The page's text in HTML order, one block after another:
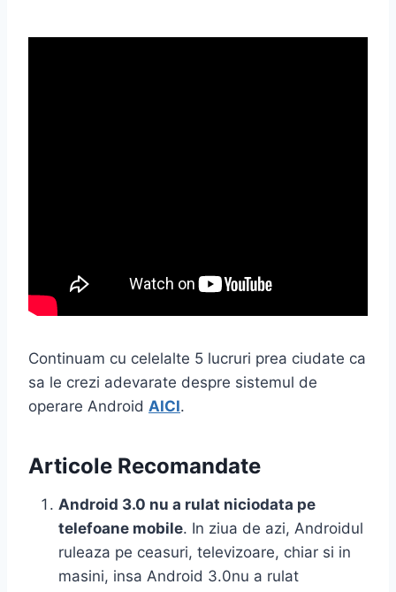
Continuam cu celelalte 5 lucruri prea ciudate ca
sa le crezi adevarate despre sistemul de
operare Android AICI.
Articole Recomandate
Android 3.0 nu a rulat niciodata pe
telefoane mobile. In ziua de azi, Androidul
ruleaza pe ceasuri, televizoare, chiar si in
masini, insa Android 3.0nu a rulat